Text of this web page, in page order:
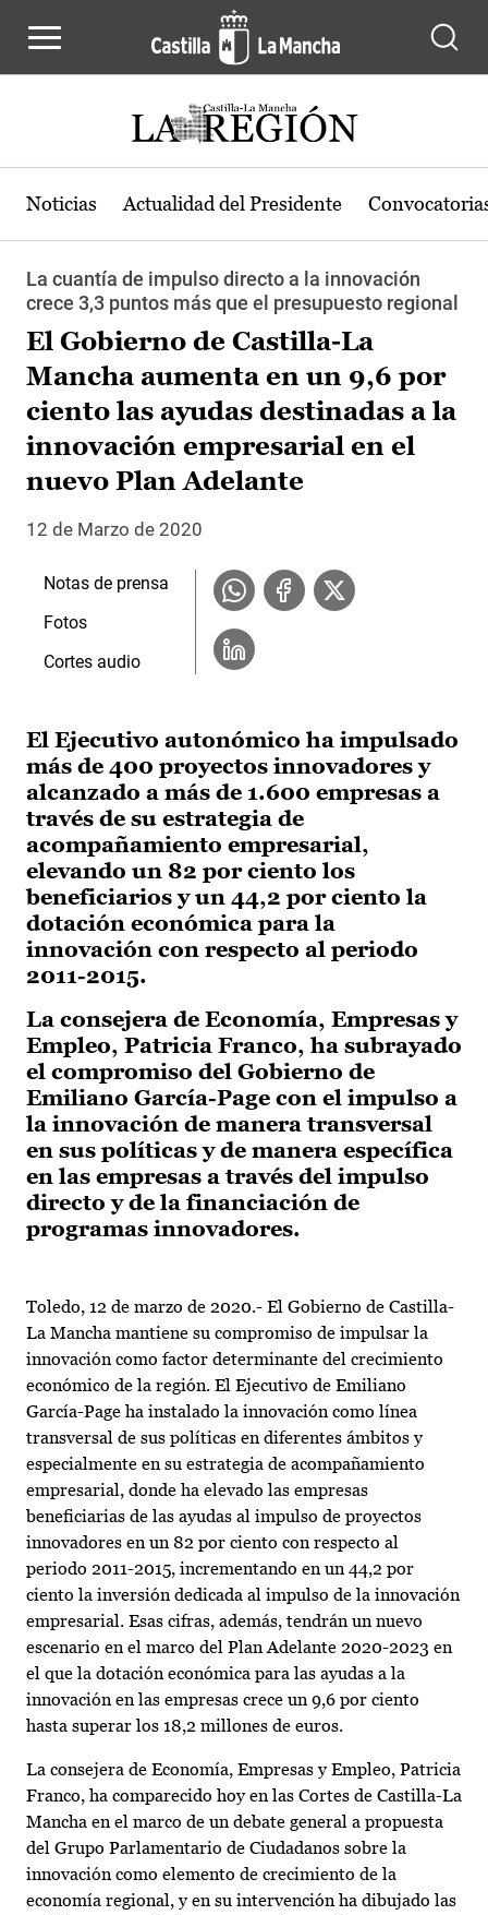
Noticias Actualidad del Presidente
La cuantía de impulso directo a la innovación
crece 3,3 puntos más que el presupuesto regional
El Gobierno de Castilla-La
Mancha aumenta en un 9,6 por
ciento las ayudas destinadas a la
innovación empresarial en el
nuevo Plan Adelante
12 de Marzo de 2020
El Ejecutivo autonómico ha impulsado
más de 400 proyectos innovadores y
alcanzado a más de 1.600 empresas a
través de su estrategia de
acompañamiento empresarial,
elevando un 82 por ciento los
beneficiarios y un 44,2 por ciento la
dotación económica para la
innovación con respecto al periodo
2011-2015.
La consejera de Economía, Empresas y
Empleo, Patricia Franco, ha subrayado
el compromiso del Gobierno de
Emiliano García-Page con el impulso a
la innovación de manera transversal
en sus políticas y de manera específica
en las empresas a través del impulso
directo y de la financiación de
programas innovadores.
Toledo, 12 de marzo de 2020.- El Gobierno de Castilla-
La Mancha mantiene su compromiso de impulsar la
innovación como factor determinante del crecimiento
económico de la región. El Ejecutivo de Emiliano
García-Page ha instalado la innovación como línea
transversal de sus políticas en diferentes ámbitos y
especialmente en su estrategia de acompañamiento
empresarial, donde ha elevado las empresas
beneficiarias de las ayudas al impulso de proyectos
innovadores en un 82 por ciento con respecto al
periodo 2011-2015, incrementando en un 44,2 por
ciento la inversión dedicada al impulso de la innovación
empresarial. Esas cifras, además, tendrán un nuevo
escenario en el marco del Plan Adelante 2020-2023 en
el que la dotación económica para las ayudas a la
innovación en las empresas crece un 9,6 por ciento
hasta superar los 18,2 millones de euros.
La consejera de Economía, Empresas y Empleo, Patricia
Franco, ha comparecido hoy en las Cortes de Castilla-La
Mancha en el marco de un debate general a propuesta
del Grupo Parlamentario de Ciudadanos sobre la
innovación como elemento de crecimiento de la
economía regional, y en su intervención ha dibujado las
Notas de prensa
Fotos
Cortes audio